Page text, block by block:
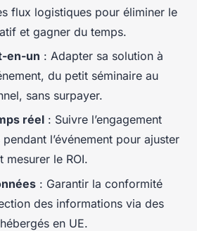
flux logistiques pour éliminer le
et gagner du temps.
en-un : Adapter sa solution à
du petit séminaire au
sans surpayer.
réel : Suivre l’engagement
l’événement pour ajuster
mesurer le ROI.
: Garantir la conformité
des informations via des
en UE.